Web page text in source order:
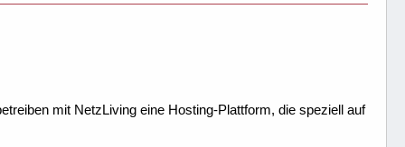
mit NetzLiving eine Hosting-Plattform, die speziell auf